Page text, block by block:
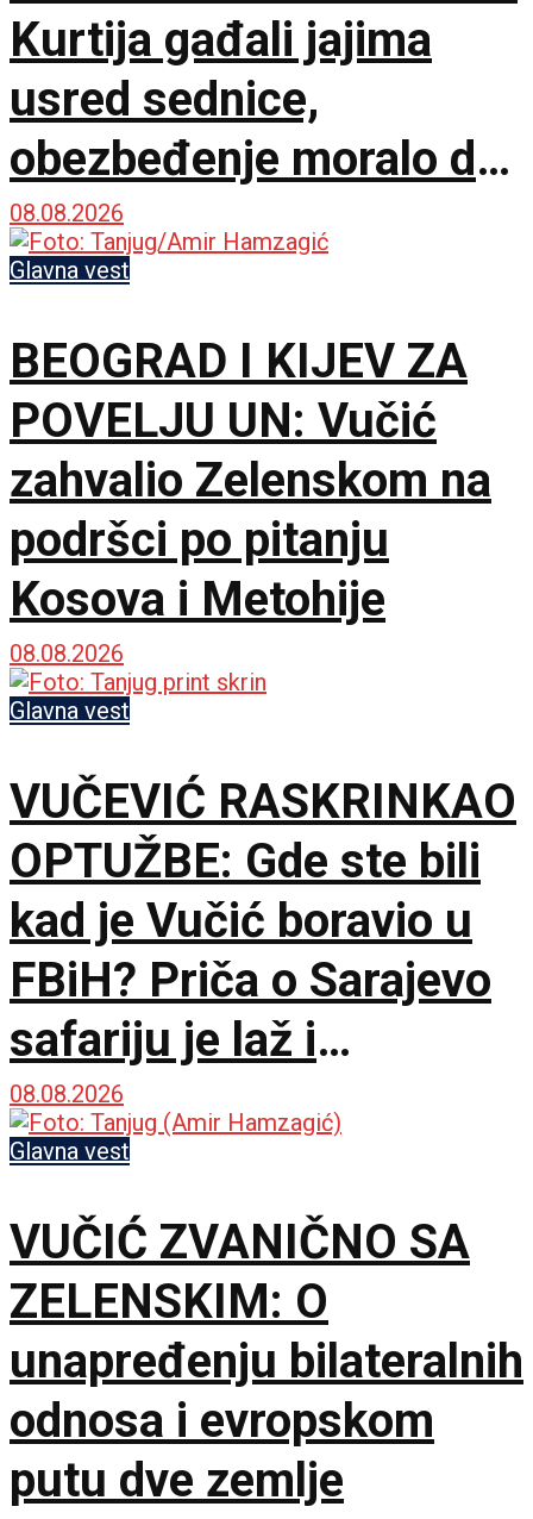
Kurtija gađali jajima
usred sednice,
obezbeđenje moralo da
interveniše
08.08.2026
Glavna vest
BEOGRAD I KIJEV ZA
POVELJU UN: Vučić
zahvalio Zelenskom na
podršci po pitanju
Kosova i Metohije
08.08.2026
Glavna vest
VUČEVIĆ RASKRINKAO
OPTUŽBE: Gde ste bili
kad je Vučić boravio u
FBiH? Priča o Sarajevo
safariju je laž i
propaganda
08.08.2026
Glavna vest
VUČIĆ ZVANIČNO SA
ZELENSKIM: O
unapređenju bilateralnih
odnosa i evropskom
putu dve zemlje